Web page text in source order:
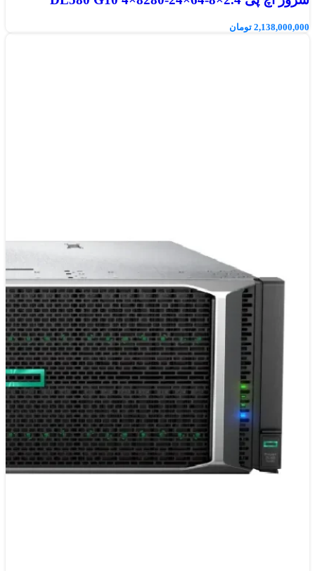
2,138,000,000 تومان